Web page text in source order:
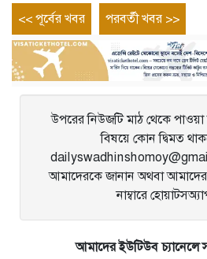
Post
navigation
<< পূর্বের খবর
Previous
entry
পরবর্তী খবর >>
উপরের নিউজটি মাঠ থেকে পাওয়া
বিষয়ে কোন দ্বিমত
আমাদেরকে জানান অথবা
নাম্বারে
আমাদের ইউটিউব চ্যানেলে